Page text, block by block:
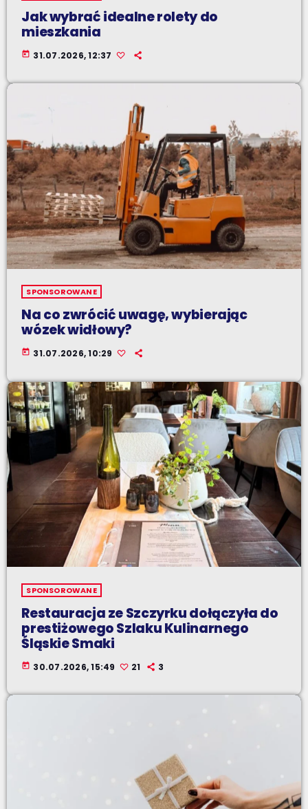
Jak wybrać idealne rolety do
mieszkania
today 31.07.2026, 12:37
SPONSOROWANE
Na co zwrócić uwagę, wybierając
wózek widłowy?
today 31.07.2026, 10:29
SPONSOROWANE
Restauracja ze Szczyrku dołączyła do
prestiżowego Szlaku Kulinarnego
Śląskie Smaki
today 30.07.2026, 15:49 21 3